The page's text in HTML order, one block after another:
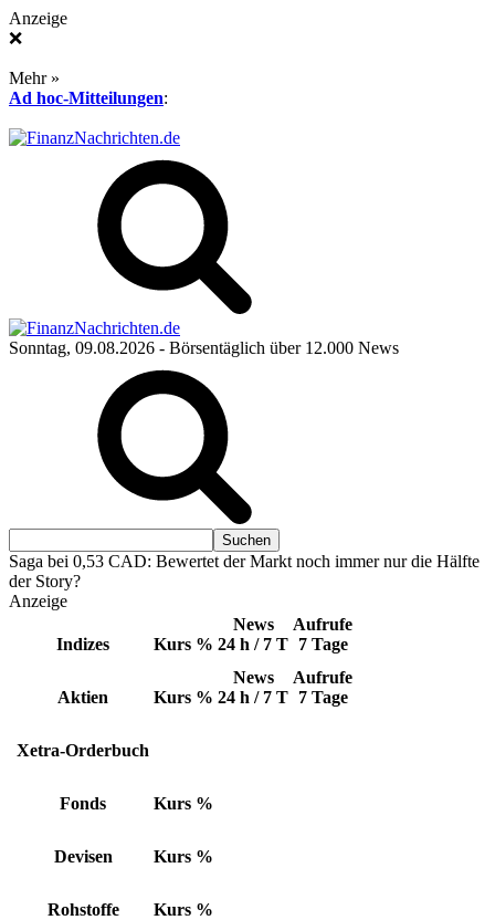
Anzeige
❌
Mehr »
Ad hoc-Mitteilungen:
Sonntag, 09.08.2026 - Börsentäglich über 12.000 News
Saga bei 0,53 CAD: Bewertet der Markt noch immer nur die Hälfte
der Story?
Anzeige
Indizes Kurs %
News
24 h / 7 T
Aufrufe
7 Tage
Aktien Kurs %
News
24 h / 7 T
Aufrufe
7 Tage
Xetra-Orderbuch
Fonds Kurs %
Devisen Kurs %
Rohstoffe Kurs %